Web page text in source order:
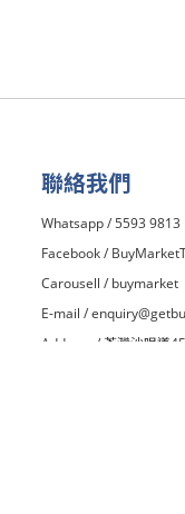
聯絡我們
Whatsapp / 5593 9813
Facebook /
Carousell / buymarket
E-mail /
Address / 荃灣沙咀道